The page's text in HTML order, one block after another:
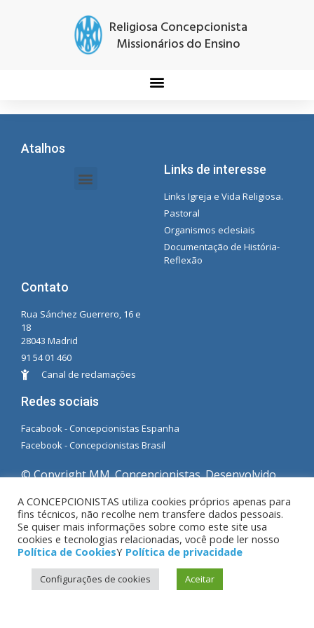
Religiosa Concepcionista
Missionários do Ensino
Atalhos
Links de interesse
Links Igreja e Vida Religiosa.
Pastoral
Organismos eclesiais
Documentação de História-
Reflexão
Contato
Rua Sánchez Guerrero, 16 e
18
28043 Madrid
91 54 01 460
Canal de reclamações
Redes sociais
Facabook - Concepcionistas Espanha
Facebook - Concepcionistas Brasil
© Copyright MM. Concepcionistas. Desenvolvido
Aviso Legal|Política de privacidade |Política de
A CONCEPCIONISTAS utiliza cookies próprios apenas para
fins técnicos, não recolhe nem transfere dados pessoais.
Se quiser mais informações sobre como este site usa
cookies e tecnologias relacionadas, você pode ler nosso
Política de CookiesY Política de privacidade
Configurações de cookies Aceitar